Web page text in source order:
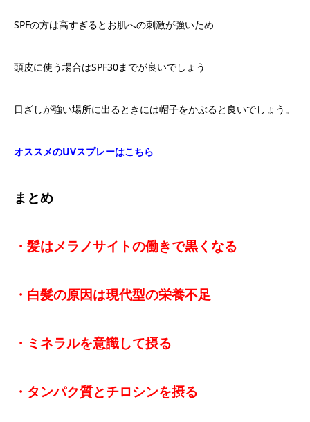
SPFの方は高すぎるとお肌への刺激が強いため
頭皮に使う場合はSPF30までが良いでしょう
日ざしが強い場所に出るときには帽子をかぶると良いでしょう。
オススメのUVスプレーはこちら
まとめ
・髪はメラノサイトの働きで黒くなる
・白髪の原因は現代型の栄養不足
・ミネラルを意識して摂る
・タンパク質とチロシンを摂る